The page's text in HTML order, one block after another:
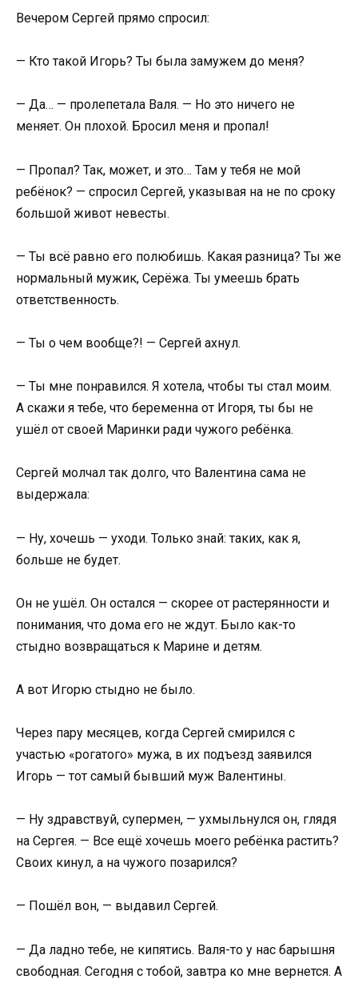
Вечером Сергей прямо спросил:
— Кто такой Игорь? Ты была замужем до меня?
— Да… — пролепетала Валя. — Но это ничего не
меняет. Он плохой. Бросил меня и пропал!
— Пропал? Так, может, и это… Там у тебя не мой
ребёнок? — спросил Сергей, указывая на не по сроку
большой живот невесты.
— Ты всё равно его полюбишь. Какая разница? Ты же
нормальный мужик, Серёжа. Ты умеешь брать
ответственность.
— Ты о чем вообще?! — Сергей ахнул.
— Ты мне понравился. Я хотела, чтобы ты стал моим.
А скажи я тебе, что беременна от Игоря, ты бы не
ушёл от своей Маринки ради чужого ребёнка.
Сергей молчал так долго, что Валентина сама не
выдержала:
— Ну, хочешь — уходи. Только знай: таких, как я,
больше не будет.
Он не ушёл. Он остался — скорее от растерянности и
понимания, что дома его не ждут. Было как-то
стыдно возвращаться к Марине и детям.
А вот Игорю стыдно не было.
Через пару месяцев, когда Сергей смирился с
участью «рогатого» мужа, в их подъезд заявился
Игорь — тот самый бывший муж Валентины.
— Ну здравствуй, супермен, — ухмыльнулся он, глядя
на Сергея. — Все ещё хочешь моего ребёнка растить?
Своих кинул, а на чужого позарился?
— Пошёл вон, — выдавил Сергей.
— Да ладно тебе, не кипятись. Валя-то у нас барышня
свободная. Сегодня с тобой, завтра ко мне вернется. А